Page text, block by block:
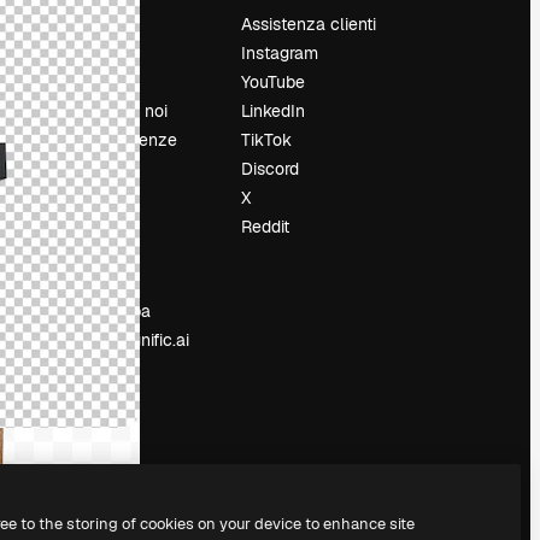
Prezzi
Chi siamo
Recensioni
Lavora con noi
Cerca tendenze
Blog
Eventi
Slidesgo
Vendi i tuoi
contenuti
Sala stampa
Cerchi magnific.ai
Assistenza clienti
Instagram
YouTube
LinkedIn
TikTok
Discord
X
Reddit
to the storing of cookies on your device to enhance site